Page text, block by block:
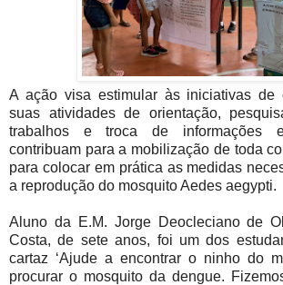
A ação visa estimular às iniciativas de
suas atividades de orientação,
trabalhos e troca de informações
contribuam para a mobilização de toda
para colocar em prática as medidas
a reprodução do mosquito Aedes aegypti.
Aluno da E.M. Jorge Deocleciano de
Costa, de sete anos, foi um dos
cartaz ‘Ajude a encontrar o ninho do
procurar o mosquito da dengue.